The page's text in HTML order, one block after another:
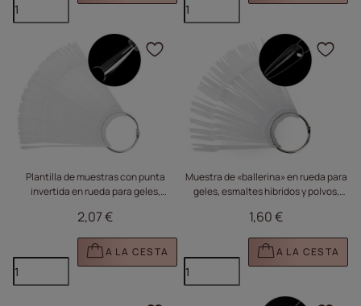
Plantilla de muestras con punta
invertida en rueda para geles,
transparente, 50 unidades
2,07 €
A LA CESTA
Haga clic para añadir
Muestra de «ballerina» en rueda para
geles, esmaltes híbridos y polvos,
1,60 €
A LA CESTA